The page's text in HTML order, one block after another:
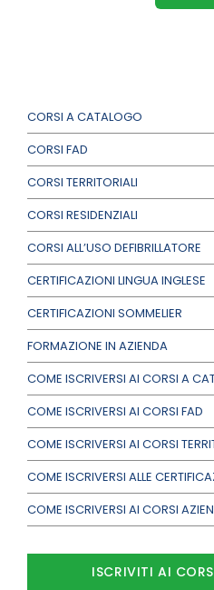
CORSI A CATALOGO
CORSI FAD
CORSI TERRITORIALI
CORSI RESIDENZIALI
CORSI ALL’USO DEFIBRILLATORE
CERTIFICAZIONI LINGUA INGLESE
CERTIFICAZIONI SOMMELIER
FORMAZIONE IN AZIENDA
COME ISCRIVERSI AI CORSI A
COME ISCRIVERSI AI CORSI FAD
COME ISCRIVERSI AI CORSI
COME ISCRIVERSI ALLE
COME ISCRIVERSI AI CORSI
ISCRIVITI AI